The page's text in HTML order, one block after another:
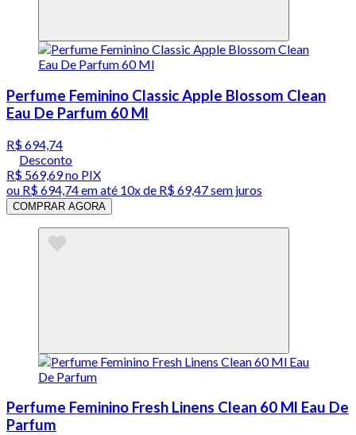
Perfume Feminino Classic Apple Blossom Clean
Eau De Parfum 60 Ml
R$ 694,74
Desconto
R$ 569,69no PIX
ou R$ 694,74em até 10x de R$ 69,47 sem juros
COMPRAR AGORA
Perfume Feminino Fresh Linens Clean 60 Ml Eau De
Parfum